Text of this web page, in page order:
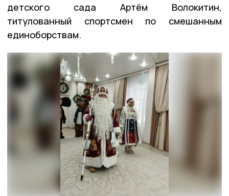
детского сада Артём Волокитин,
титулованный спортсмен по смешанным
единоборствам.